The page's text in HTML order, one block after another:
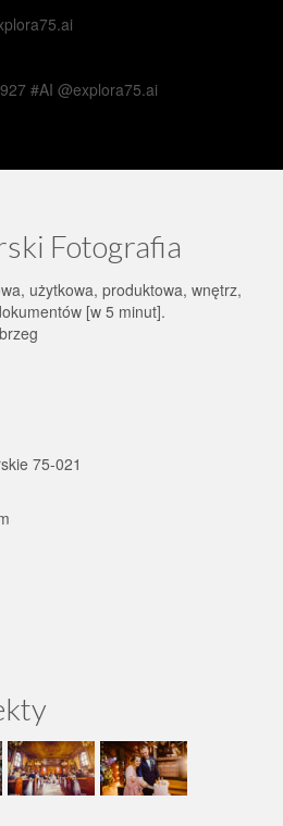
#AI @explora75.ai
Fotografia
użytkowa, produktowa, wnętrz,
[w 5 minut].
75-021